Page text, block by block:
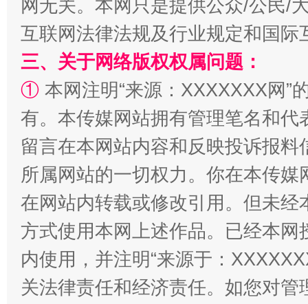
网无关。本网只是提供公众/公民/
互联网法律法规及行业规定和国
三、关于网络版权权属问题：
① 本网注明“来源：XXXXXXX网”
有。本传媒网站拥有管理笔名和
留言在本网站内容和反映投诉报
所属网站的一切权力。你在本传
在网站内转载或修改引用。但未
方式使用本网上述作品。已经本
内使用，并注明“来源于：
关法律责任和经济责任。如您对